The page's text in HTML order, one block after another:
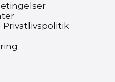
Privatlivspolitik